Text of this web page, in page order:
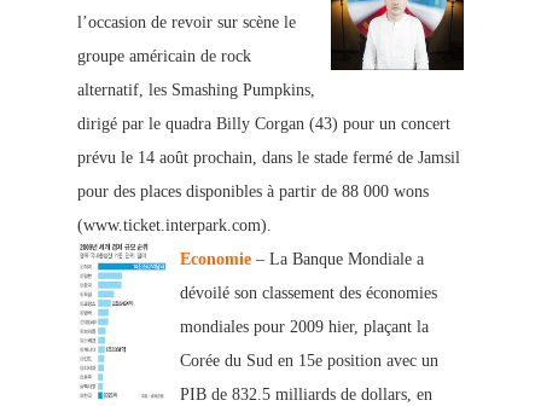
l’occasion de revoir sur scène le
groupe américain de rock
alternatif, les Smashing Pumpkins,
dirigé par le quadra Billy Corgan (43) pour un concert
prévu le 14 août prochain, dans le stade fermé de Jamsil
pour des places disponibles à partir de 88 000 wons
(www.ticket.interpark.com).
Economie – La Banque Mondiale a
dévoilé son classement des économies
mondiales pour 2009 hier, plaçant la
Corée du Sud en 15e position avec un
PIB de 832.5 milliards de dollars, en